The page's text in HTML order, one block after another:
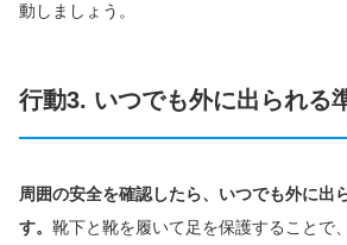
動しましょう。
行動3. いつでも外に出られる
周囲の安全を確認したら、いつでも外に出
す。 靴下と靴を履いて足を保護することで